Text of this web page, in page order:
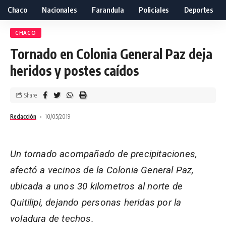
Chaco Nacionales Farandula Policiales Deportes
CHACO
Tornado en Colonia General Paz deja
heridos y postes caídos
Redacción 10/05/2019
Share
Un tornado acompañado de precipitaciones,
afectó a vecinos de la Colonia General Paz,
ubicada a unos 30 kilometros al norte de
Quitilipi, dejando personas heridas por la
voladura de techos.